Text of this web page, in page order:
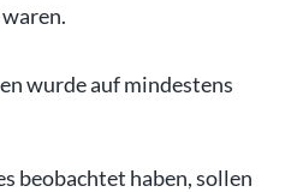
wurde auf mindestens
beobachtet haben, sollen